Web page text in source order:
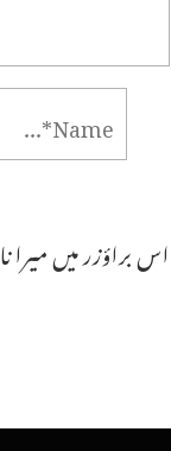
اس براؤزر میں